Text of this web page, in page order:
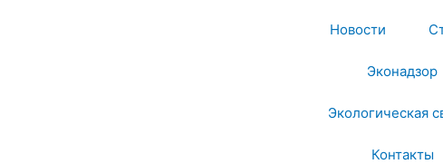
Новости
Эконадзор
Экологическая
Контакты